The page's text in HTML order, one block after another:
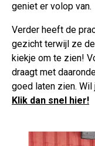
geniet er volop van.
Verder heeft de
gezicht terwijl ze
kiekje om te zien!
draagt met
goed laten zien.
Klik dan snel hier!